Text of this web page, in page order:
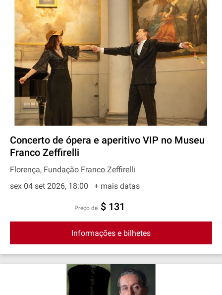
Concerto de ópera e aperitivo VIP no Museu
Franco Zeffirelli
Florença, Fundação Franco Zeffirelli
sex 04 set 2026, 18:00
+ mais datas
preço de $ 131
Informações e bilhetes